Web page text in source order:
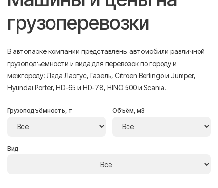
грузоперевозки
В автопарке компании представлены автомобили различной
грузоподъёмности и вида для перевозок по городу и
межгороду: Лада Ларгус, Газель, Citroen Berlingo и Jumper,
Hyundai Porter, HD-65 и HD-78, HINO 500 и Scania.
Грузоподъёмность, т Объём, м3
Вид